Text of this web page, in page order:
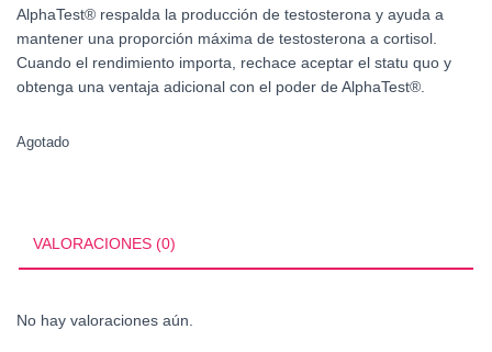
AlphaTest® respalda la producción de testosterona y ayuda a
mantener una proporción máxima de testosterona a cortisol.
Cuando el rendimiento importa, rechace aceptar el statu quo y
obtenga una ventaja adicional con el poder de AlphaTest®.
Agotado
VALORACIONES (0)
No hay valoraciones aún.